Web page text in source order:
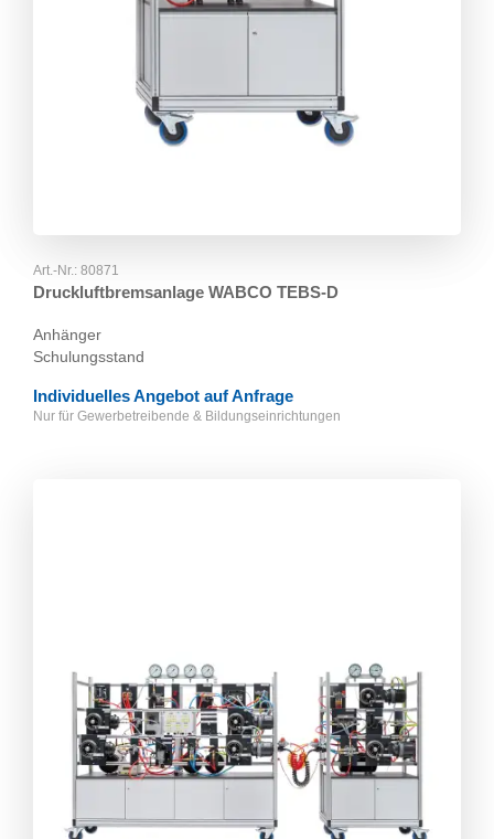
Art.-Nr.: 80871
Druckluftbremsanlage WABCO TEBS-D
Anhänger
Schulungsstand
Individuelles Angebot auf Anfrage
Nur für Gewerbetreibende & Bildungseinrichtungen